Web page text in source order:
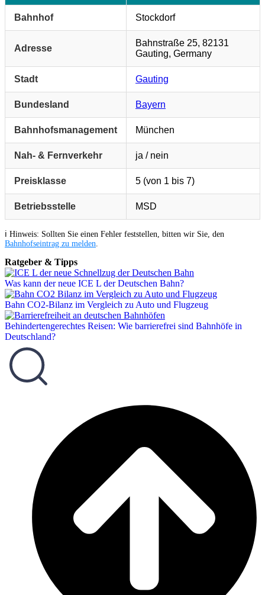
Bahnhof Stockdorf
Adresse
Bahnstraße 25, 82131
Gauting, Germany
Stadt Gauting
Bundesland Bayern
Bahnhofsmanagement München
Nah- & Fernverkehr ja / nein
Preisklasse 5 (von 1 bis 7)
Betriebsstelle MSD
ℹ️ Hinweis: Sollten Sie einen Fehler feststellen, bitten wir Sie, den
Bahnhofseintrag zu melden
Ratgeber & Tipps
Was kann der neue ICE L der Deutschen Bahn?
Bahn CO2-Bilanz im Vergleich zu Auto und Flugzeug
Behindertengerechtes Reisen: Wie barrierefrei sind Bahnhöfe in
Deutschland?